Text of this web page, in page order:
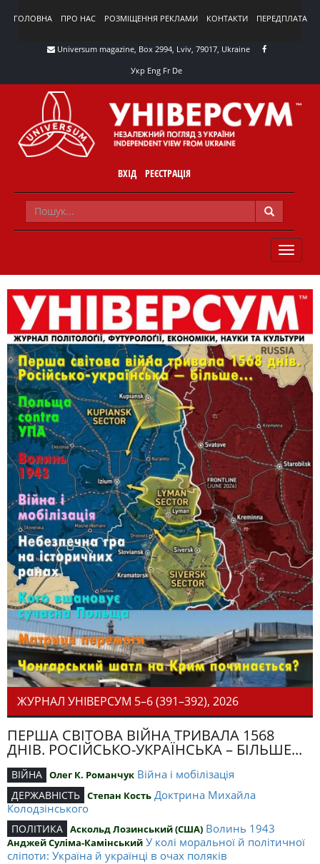
ГОЛОВНА ПРО НАС РОЗМІЩЕННЯ РЕКЛАМИ КОНТАКТИ ПЕРЕДПЛАТА
Universum magazine, Box 2994, Lviv, 79017, Ukraine
Укр Eng Fr De
ВХІД РЕЄСТРАЦІЯ
TOGGLE
ЖУРНАЛ УНІВЕРСУМ 5–6 (391–392), 2026
ПЕРША СВІТОВА ВІЙНА ТРИВАЛА 1568
ДНІВ. РОСІЙСЬКО-УКРАЇНСЬКА – БІЛЬШЕ...
ВІЙНА Олег К. Романчук Війна і мобілізація
ДЕРЖАВНІСТЬ Степан Кость Доктрина Михайла
Колодзінського
ПОЛІТИКА Аскольд Лозинський (США) Волинь 1943
Анджей Суліма-Камінський У колі моральної й політичної
сліпоти: Україна й українці в очах поляків